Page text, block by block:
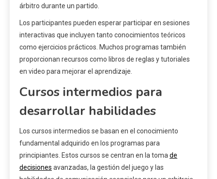
árbitro durante un partido.
Los participantes pueden esperar participar en sesiones
interactivas que incluyen tanto conocimientos teóricos
como ejercicios prácticos. Muchos programas también
proporcionan recursos como libros de reglas y tutoriales
en video para mejorar el aprendizaje.
Cursos intermedios para
desarrollar habilidades
Los cursos intermedios se basan en el conocimiento
fundamental adquirido en los programas para
principiantes. Estos cursos se centran en la toma de
decisiones avanzadas, la gestión del juego y las